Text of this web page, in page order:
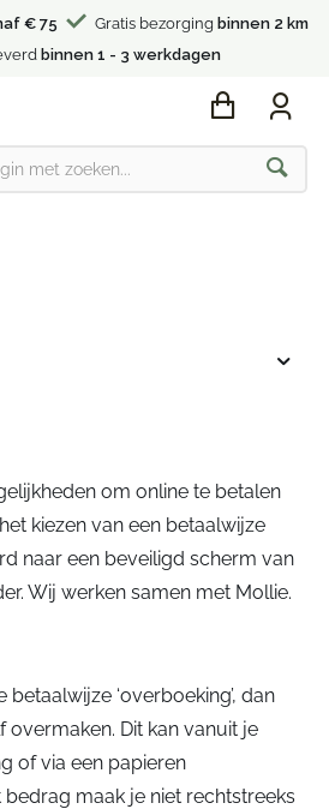
€ 75 Gratis bezorging binnen 2 km
binnen 1 - 3 werkdagen
om online te betalen
kiezen van een betaalwijze
naar een beveiligd scherm van
Wij werken samen met Mollie.
‘overboeking’, dan
overmaken. Dit kan vanuit je
of via een papieren
maak je niet rechtstreeks